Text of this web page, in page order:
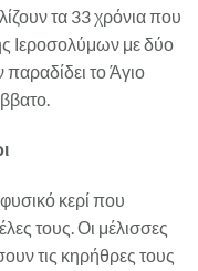
τα 33 χρόνια που
Ιεροσολύμων με δύο
το Άγιο
κερί που
τους. Οι μέλισσες
τις κηρήθρες τους